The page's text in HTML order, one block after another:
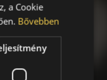
a Cookie
Bővebben